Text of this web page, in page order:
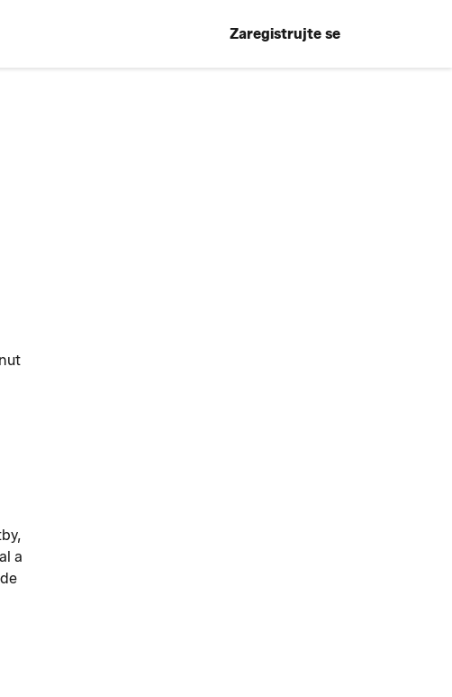
Zaregistrujte se
a